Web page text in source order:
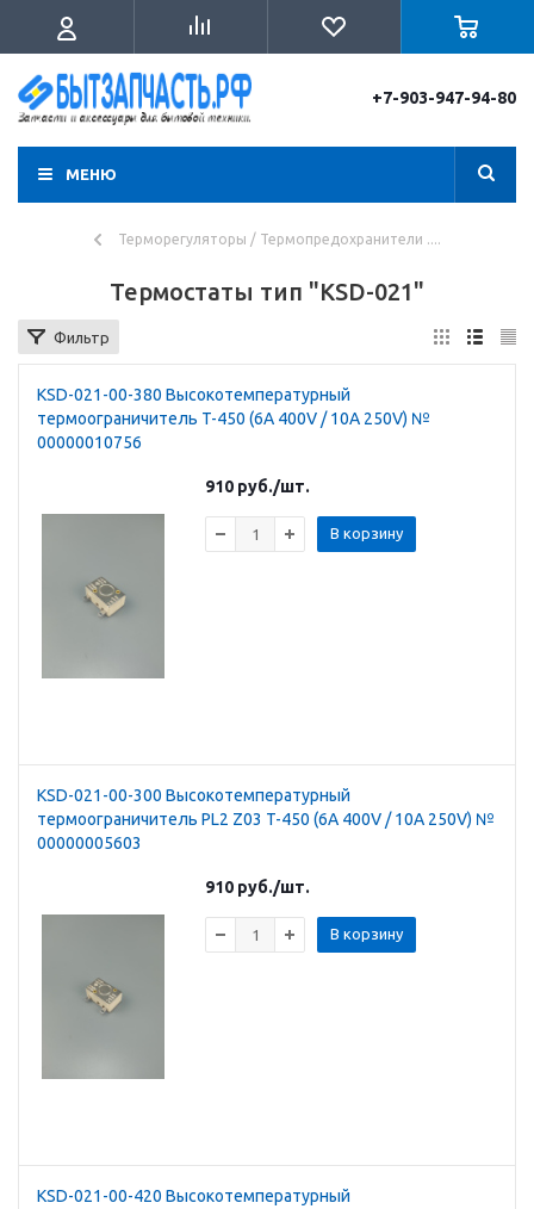
+7-903-947-94-80
МЕНЮ
Терморегуляторы / Термопредохранители ....
Термостаты тип "KSD-021"
Фильтр
KSD-021-00-380 Высокотемпературный
термоограничитель T-450 (6A 400V / 10A 250V) №
00000010756
910 руб./шт.
В корзину
KSD-021-00-300 Высокотемпературный
термоограничитель PL2 Z03 T-450 (6A 400V / 10A 250V) №
00000005603
910 руб./шт.
В корзину
KSD-021-00-420 Высокотемпературный